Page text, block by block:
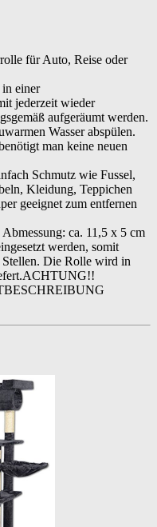
für Auto, Reise oder
einer
jederzeit wieder
aufgeräumt werden.
Wasser abspülen.
man keine neuen
Schmutz wie Fussel,
Kleidung, Teppichen
geeignet zum entfernen
ca. 11,5 x 5 cm
werden, somit
Stellen. Die Rolle wird in